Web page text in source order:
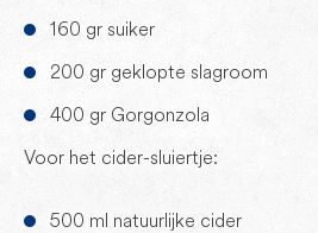
160 gr suiker
200 gr geklopte slagroom
400 gr Gorgonzola
Voor het cider-sluiertje:
500 ml natuurlijke cider